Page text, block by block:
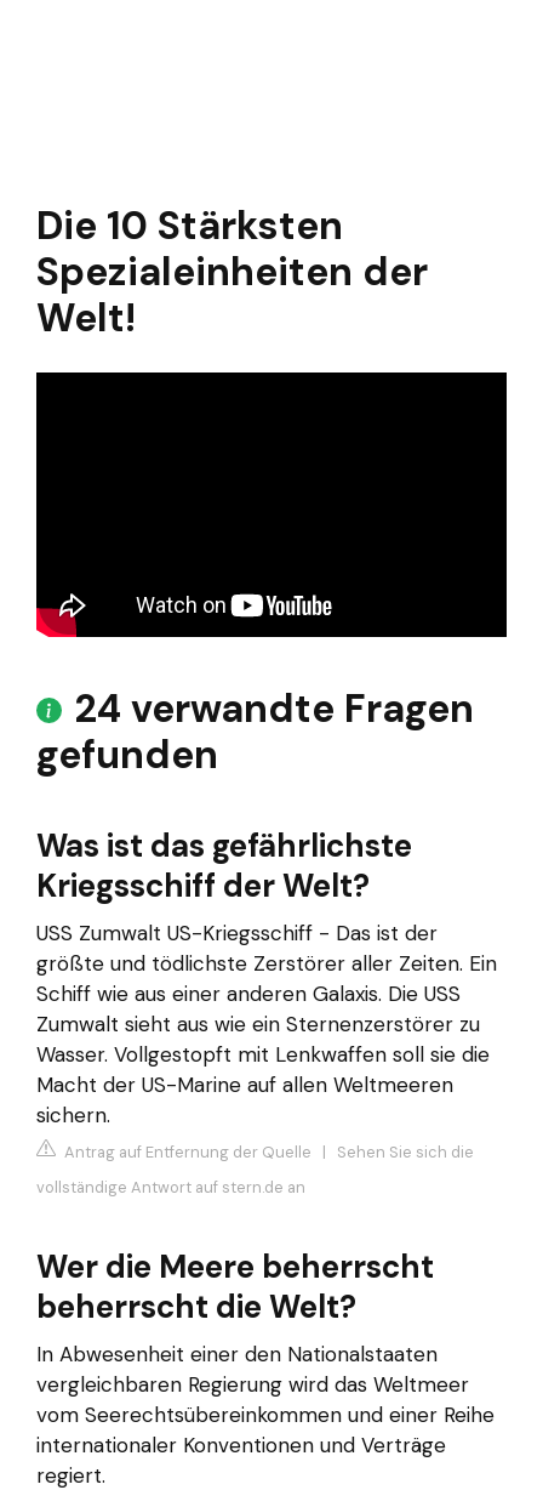
Die 10 Stärksten
Spezialeinheiten der
Welt!
24 verwandte Fragen
gefunden
Was ist das gefährlichste
Kriegsschiff der Welt?
USS Zumwalt US-Kriegsschiff - Das ist der
größte und tödlichste Zerstörer aller Zeiten. Ein
Schiff wie aus einer anderen Galaxis. Die USS
Zumwalt sieht aus wie ein Sternenzerstörer zu
Wasser. Vollgestopft mit Lenkwaffen soll sie die
Macht der US-Marine auf allen Weltmeeren
sichern.
Antrag auf Entfernung der Quelle | Sehen Sie sich die
vollständige Antwort auf stern.de an
Wer die Meere beherrscht
beherrscht die Welt?
In Abwesenheit einer den Nationalstaaten
vergleichbaren Regierung wird das Weltmeer
vom Seerechtsübereinkommen und einer Reihe
internationaler Konventionen und Verträge
regiert.